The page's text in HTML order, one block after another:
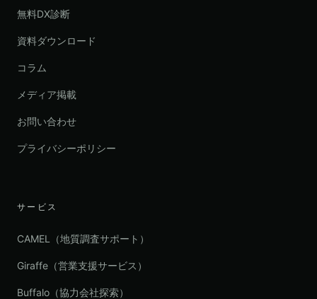
無料DX診断
資料ダウンロード
コラム
メディア掲載
お問い合わせ
プライバシーポリシー
サービス
CAMEL（地質調査サポート）
Giraffe（営業支援サービス）
Buffalo（協力会社探索）